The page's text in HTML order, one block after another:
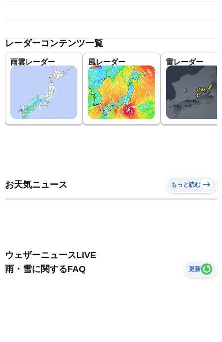
レーダーコンテンツ一覧
雨雲レーダー 風レーダー 雷レーダー
お天気ニュース もっと読む
ウェザーニュースLiVE
雨・雪に関するFAQ
更新